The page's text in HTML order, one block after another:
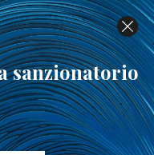
sanzionatorio